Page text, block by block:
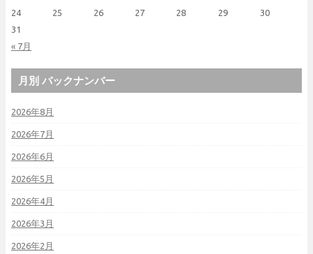
« 7月
24
25 26 27 28 29
30
31
月別 バックナンバー
2026年8月
2026年7月
2026年6月
2026年5月
2026年4月
2026年3月
2026年2月